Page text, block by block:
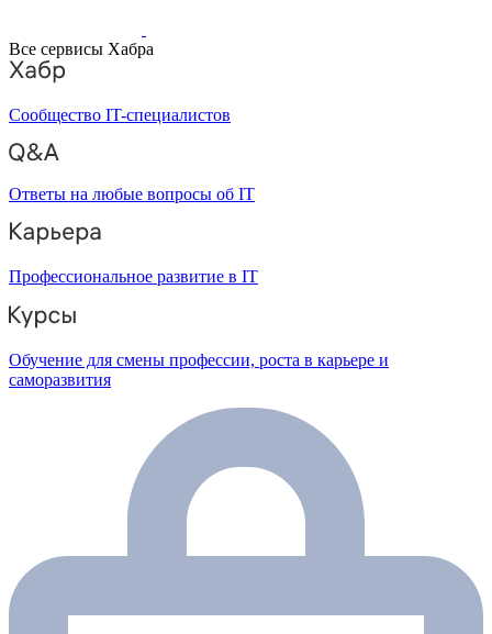
Все сервисы Хабра
Сообщество IT-специалистов
Ответы на любые вопросы об IT
Профессиональное развитие в IT
Обучение для смены профессии, роста в карьере и
саморазвития